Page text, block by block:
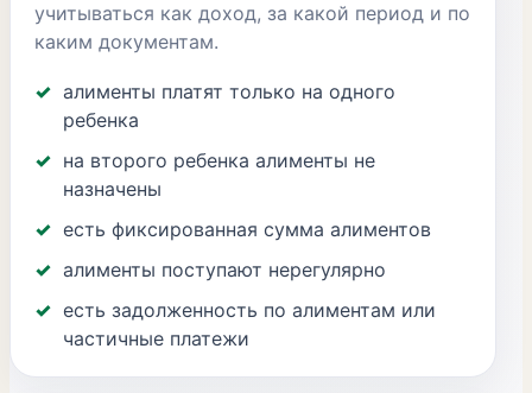
учитываться как доход, за какой период и по
каким документам.
алименты платят только на одного
ребенка
на второго ребенка алименты не
назначены
есть фиксированная сумма алиментов
алименты поступают нерегулярно
есть задолженность по алиментам или
частичные платежи